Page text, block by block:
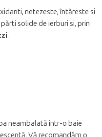
netezeste, întăreste si
solide de ierburi si, prin
.
neambalată într-o baie
Vă recomandăm o